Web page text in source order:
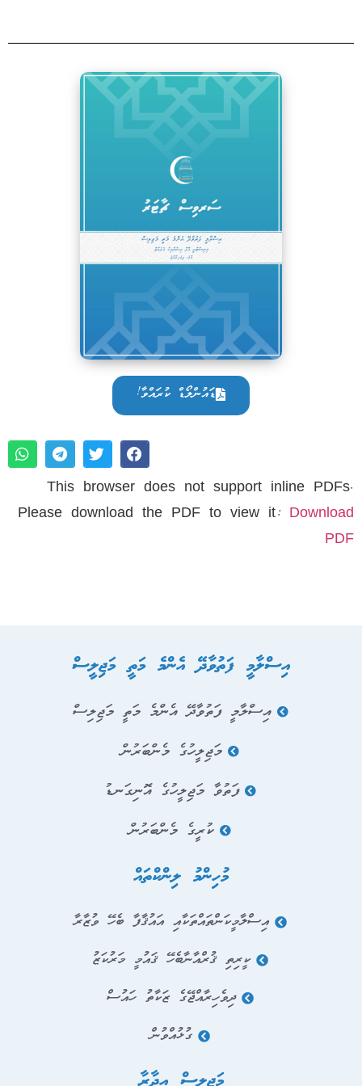
ޑައުންލޯޑް ކުރައްވާ!
This browser does not support inline PDFs.
Please download the PDF to view it: Download
PDF
އިސްލާމީ ފަތުވާދޭ އެންމެ މަތީ މަޖިލީސް
އިސްލާމީ ފަތުވާދޭ އެންމެ މަތީ މަޖިލިސް
މަޖިލީހުގެ މެންބަރުން
ފަތުވާ މަޖިލީހުގެ އޮނިގަނޑު
ކުރީގެ މެންބަރުން
މުހިންމު ލިންކްތައް
އިސްލާމީކަންތައްތަކާއި އައުޤާފާ ބެހޭ ވުޒާރާ
ކީރިތި ޤުރްއާނާބެހޭ ޤައުމީ މަރުކަޒު
ދިވެހިރާއްޖޭގެ ޒަކާތު ހައުސް
ގުޅުއްވުން